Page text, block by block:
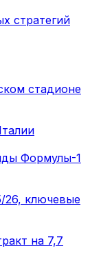
стратегий
стадионе
Формулы-1
26, ключевые
на 7,7